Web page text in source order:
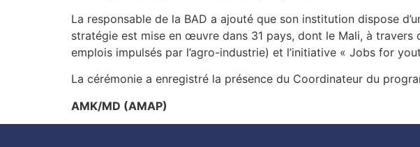
La responsable de la BAD a ajouté que son institution dispose
stratégie est mise en œuvre dans 31 pays, dont le Mali, à
emplois impulsés par l’agro-industrie) et l’initiative « Jobs for
La cérémonie a enregistré la présence du Coordinateur du
AMK/MD (AMAP)